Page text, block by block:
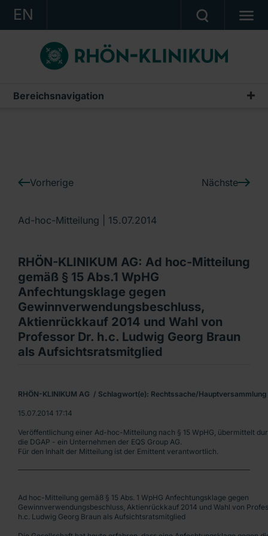
EN
KONZERN
KLINIKEN
KARRIERE
Ein Unternehmen der RHÖN-KLINIKUM AG
Bereichsnavigation
IR-News
Vorherige Nächste
Ad-hoc-Mitteilung | 15.07.2014
RHÖN-KLINIKUM AG: Ad hoc-Mitteilung
gemäß § 15 Abs.1 WpHG
Anfechtungsklage gegen
Gewinnverwendungsbeschluss,
Aktienrückkauf 2014 und Wahl von
Professor Dr. h.c. Ludwig Georg Braun
als Aufsichtsratsmitglied
RHÖN-KLINIKUM AG  / Schlagwort(e): Rechtssache/Hauptversammlung
15.07.2014 17:14
Veröffentlichung einer Ad-hoc-Mitteilung nach § 15 WpHG, übermittelt
die DGAP - ein Unternehmen der EQS Group AG.
Für den Inhalt der Mitteilung ist der Emittent verantwortlich.
Ad hoc-Mitteilung gemäß § 15 Abs. 1 WpHG Anfechtungsklage gegen
Gewinnverwendungsbeschluss, Aktienrückkauf 2014 und Wahl von
h.c. Ludwig Georg Braun als Aufsichtsratsmitglied